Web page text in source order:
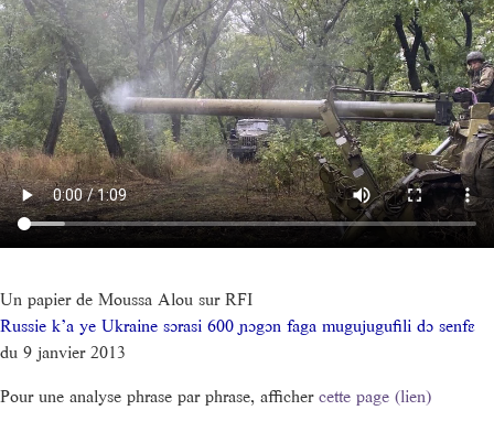
Un papier de Moussa Alou sur RFI
Russie k’a ye Ukraine sɔrasi 600 ɲɔgɔn faga mugujugufili dɔ senfɛ
du 9 janvier 2013
Pour une analyse phrase par phrase, affichercette page (lien)